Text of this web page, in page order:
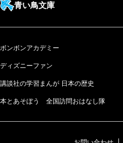
青い鳥文庫
ボンボンアカデミー
ディズニーファン
講談社の学習まんが 日本の歴史
本とあそぼう 全国訪問おはなし隊